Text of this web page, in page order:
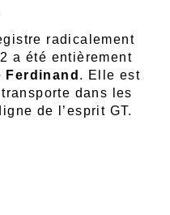
radicalement
a été entièrement
Ferdinand . Elle est
dans les
de l’esprit GT.